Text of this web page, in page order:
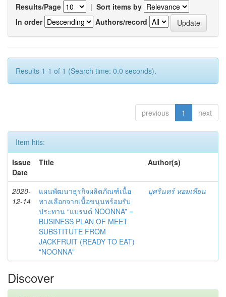
Results/Page | Sort items by
In order
Authors/record
Results 1-1 of 1 (Search time: 0.0 seconds).
previous 1 next
Item hits:
Issue
Date
Title Author(s)
2020-
12-14
แผนพัฒนาธุรกิจผลิตภัณฑ์เนื้อ
ทางเลือกจากเนื้อขนุนพร้อมรับ
ประทาน “แบรนด์ NOONNA” =
BUSINESS PLAN OF MEET
SUBSTITUTE FROM
JACKFRUIT (READY TO EAT)
"NOONNA"
บุศรินทร์ หอมเทียน
Discover